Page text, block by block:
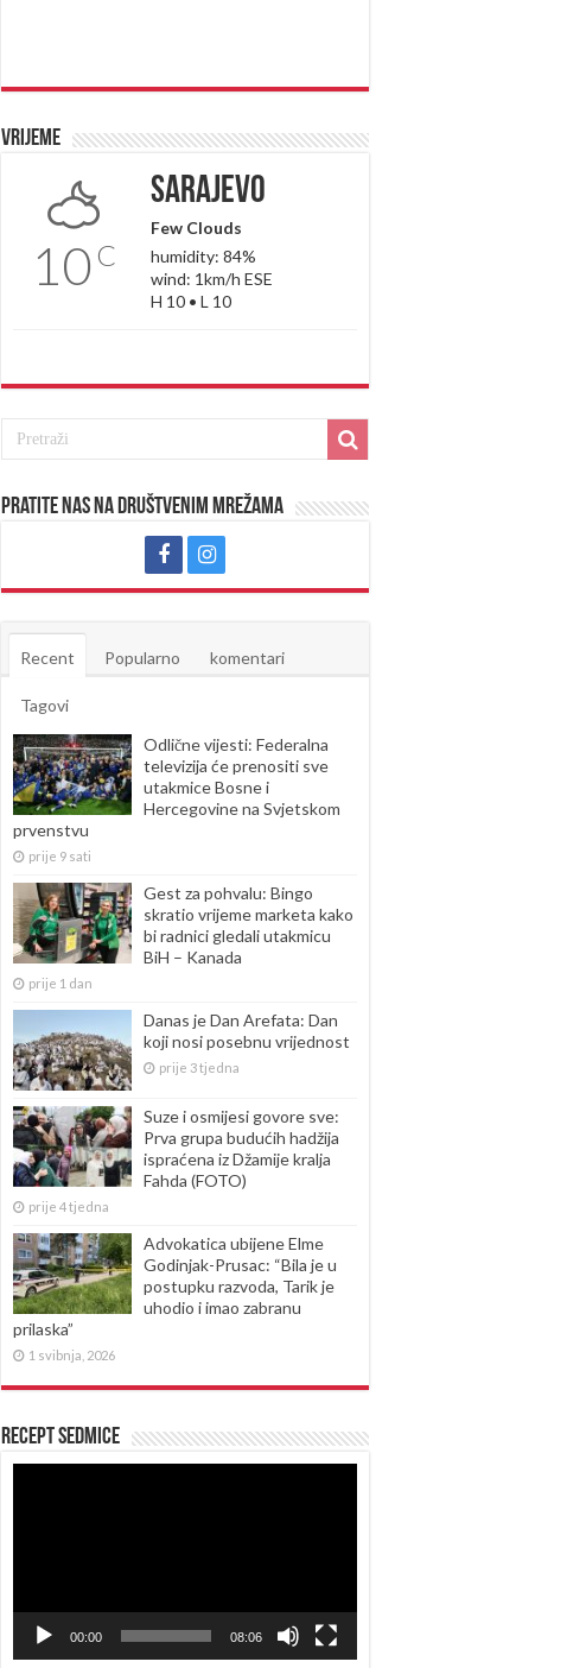
Vrijeme
10 C
Sarajevo
Few Clouds
humidity: 84%
wind: 1km/h ESE
H 10 • L 10
Pratite nas na društvenim mrežama
Recent Popularno komentari
Tagovi
Odlične vijesti: Federalna
televizija će prenositi sve
utakmice Bosne i
Hercegovine na Svjetskom
prvenstvu
prije 9 sati
Gest za pohvalu: Bingo
skratio vrijeme marketa kako
bi radnici gledali utakmicu
BiH – Kanada
prije 1 dan
Danas je Dan Arefata: Dan
koji nosi posebnu vrijednost
prije 3 tjedna
Suze i osmijesi govore sve:
Prva grupa budućih hadžija
ispraćena iz Džamije kralja
Fahda (FOTO)
prije 4 tjedna
Advokatica ubijene Elme
Godinjak-Prusac: “Bila je u
postupku razvoda, Tarik je
uhodio i imao zabranu
prilaska”
1 svibnja, 2026
Recept sedmice
00:00 08:06